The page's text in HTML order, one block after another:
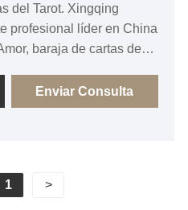
del Tarot. Xingqing
profesional líder en China
baraja de cartas de
obtenga nuestro servicio
de la Diosa del Amor.
Enviar Consulta
1 >